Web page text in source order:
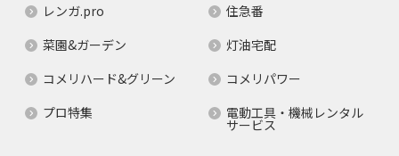
レンガ.pro
住急番
菜園&ガーデン
灯油宅配
コメリハード&グリーン
コメリパワー
プロ特集
電動工具・機械レンタル
サービス